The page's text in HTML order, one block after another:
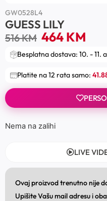
GW0528L4
GUESS LILY
516KM 464KM
Besplatna dostava: 10. - 11.
Platite na 12 rata samo:
Nema na zalihi
LIVE
Ovaj proizvod trenutno nije
Upišite Vašu mail adresu i